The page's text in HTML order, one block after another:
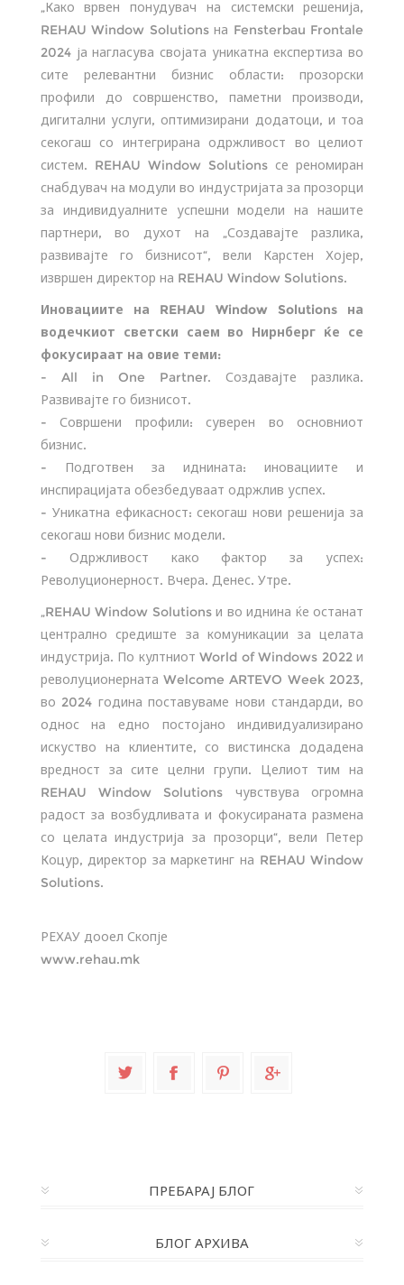
„Како врвен понудувач на системски решенија,
REHAU Window Solutions на Fensterbau Frontale
2024 ја нагласува својата уникатна експертиза во
сите релевантни бизнис области: прозорски
профили до совршенство, паметни производи,
дигитални услуги, оптимизирани додатоци, и тоа
секогаш со интегрирана одржливост во целиот
систем. REHAU Window Solutions се реномиран
снабдувач на модули во индустријата за прозорци
за индивидуалните успешни модели на нашите
партнери, во духот на „Создавајте разлика,
развивајте го бизнисот“, вели Карстен Хојер,
извршен директор на REHAU Window Solutions.
Иновациите на REHAU Window Solutions на
водечкиот светски саем во Нирнберг ќе се
фокусираат на овие теми:
- All in One Partner. Создавајте разлика.
Развивајте го бизнисот.
- Совршени профили: суверен во основниот
бизнис.
- Подготвен за иднината: иновациите и
инспирацијата обезбедуваат одржлив успех.
- Уникатна ефикасност: секогаш нови решенија за
секогаш нови бизнис модели.
- Одржливост како фактор за успех:
Револуционерност. Вчера. Денес. Утре.
„REHAU Window Solutions и во иднина ќе останат
централно средиште за комуникации за целата
индустрија. По култниот World of Windows 2022 и
револуционерната Welcome ARTEVO Week 2023,
во 2024 година поставуваме нови стандарди, во
однос на едно постојано индивидуализирано
искуство на клиентите, со вистинска додадена
вредност за сите целни групи. Целиот тим на
REHAU Window Solutions чувствува огромна
радост за возбудливата и фокусираната размена
со целата индустрија за прозорци“, вели Петер
Коцур, директор за маркетинг на REHAU Window
Solutions.
РЕХАУ дооел Скопје
www.rehau.mk
ПРЕБАРАЈ БЛОГ
БЛОГ АРХИВА